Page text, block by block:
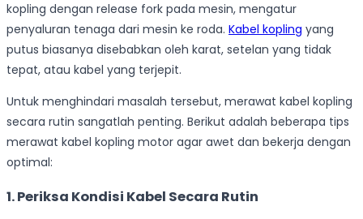
kopling dengan release fork pada mesin, mengatur
penyaluran tenaga dari mesin ke roda. Kabel kopling yang
putus biasanya disebabkan oleh karat, setelan yang tidak
tepat, atau kabel yang terjepit.
Untuk menghindari masalah tersebut, merawat kabel kopling
secara rutin sangatlah penting. Berikut adalah beberapa tips
merawat kabel kopling motor agar awet dan bekerja dengan
optimal:
1. Periksa Kondisi Kabel Secara Rutin